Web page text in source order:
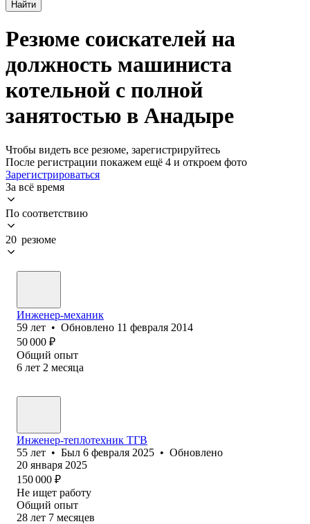
Найти
Резюме соискателей на
должность машиниста
котельной с полной
занятостью в Анадыре
Чтобы видеть все резюме, зарегистрируйтесь
После регистрации покажем ещё 4 и откроем фото
Зарегистрироваться
За всё время
По соответствию
20 резюме
Инженер-механик
59 лет • Обновлено 11 февраля 2014
50 000 ₽
Общий опыт
6 лет 2 месяца
Инженер-теплотехник ТГВ
55 лет • Был 6 февраля 2025 • Обновлено
20 января 2025
150 000 ₽
Не ищет работу
Общий опыт
28 лет 7 месяцев